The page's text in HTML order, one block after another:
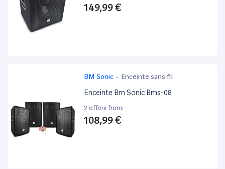
149,99 €
BM Sonic - Enceinte sans fil
Enceinte Bm Sonic Bms-08
2 offers from:
108,99 €